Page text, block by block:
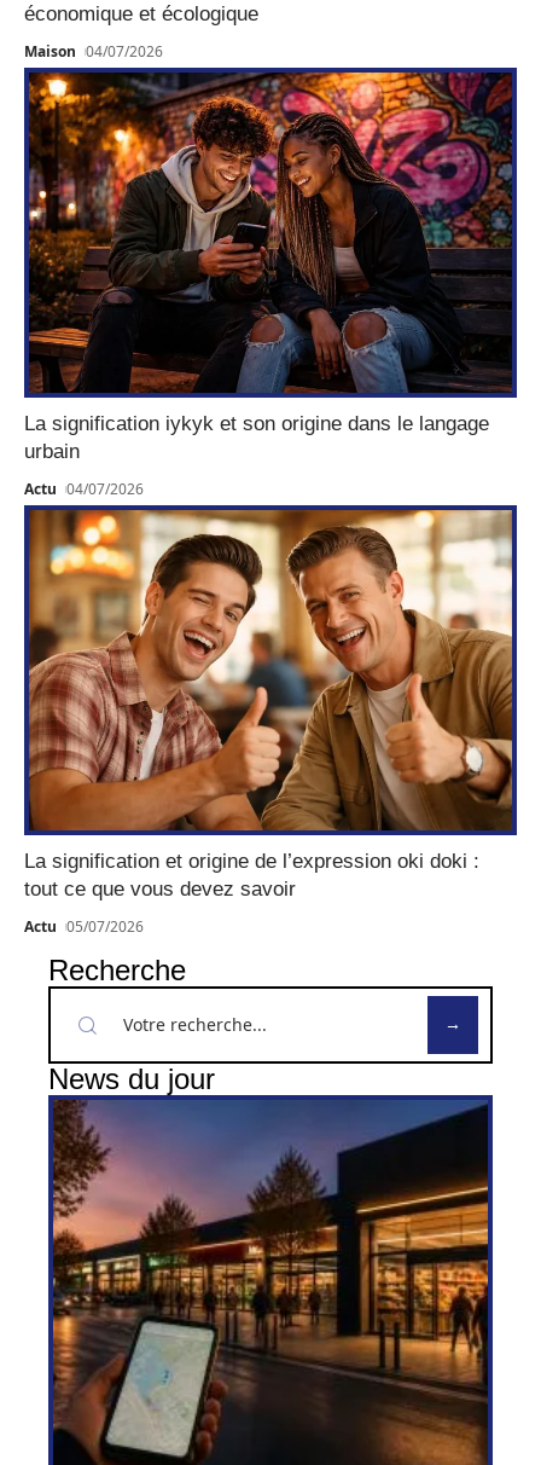
économique et écologique
Maison 04/07/2026
La signification iykyk et son origine dans le langage
urbain
Actu 04/07/2026
La signification et origine de l’expression oki doki :
tout ce que vous devez savoir
Actu 05/07/2026
Recherche
News du jour